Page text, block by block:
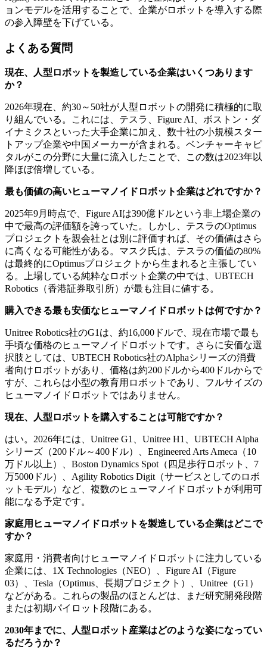
ョンモデルを活用することで、企業がロボットを導入する際
の参入障壁を下げている。
よくある質問
現在、人型ロボットを製造している企業はいくつあります
か？
2026年現在、約30～50社が人型ロボットの開発に積極的に取
り組んでいる。これには、テスラ、Figure AI、ボストン・ダ
イナミクスといった大手企業に加え、数十社の小規模スター
トアップ企業や中国メーカーが含まれる。ベンチャーキャピ
タルがこの分野に大量に流入したことで、この数は2023年以
降ほぼ倍増している。
最も価値の高いヒューマノイドロボット企業はどれですか？
2025年9月時点で、Figure AIは390億ドルという非上場企業の
中で最高の評価額を誇っていた。しかし、テスラのOptimus
プロジェクトを親会社とは別に評価すれば、その価値はさら
に高くなる可能性がある。マスク氏は、テスラの価値の80%
は最終的にOptimusプロジェクトから生まれると主張してい
る。上場している純粋なロボット企業の中では、UBTECH
Robotics（香港証券取引所）が最も注目に値する。
購入できる最も安価なヒューマノイドロボットは何ですか？
Unitree Robotics社のG1は、約16,000ドルで、現在市場で最も
手頃な価格のヒューマノイドロボットです。さらに安価な選
択肢としては、UBTECH Robotics社のAlphaシリーズの消費
者向けロボットがあり、価格は約200ドルから400ドルからで
すが、これらは小型の教育用ロボットであり、フルサイズの
ヒューマノイドロボットではありません。
現在、人型ロボットを購入することは可能ですか？
はい。2026年には、Unitree G1、Unitree H1、UBTECH Alpha
シリーズ（200ドル～400ドル）、Engineered Arts Ameca（10
万ドル以上）、Boston Dynamics Spot（四足歩行ロボット、7
万5000ドル）、Agility Robotics Digit（サービスとしてのロボ
ットモデル）など、複数のヒューマノイドロボットが利用可
能になる予定です。
家庭用ヒューマノイドロボットを製造している企業はどこで
すか？
家庭用・消費者向けヒューマノイドロボットに注力している
企業には、1X Technologies（NEO）、Figure AI（Figure
03）、Tesla（Optimus、長期プロジェクト）、Unitree（G1）
などがある。これらの製品のほとんどは、まだ研究開発段階
または初期パイロット段階にある。
2030年までに、人型ロボット産業はどのような姿になってい
るだろうか？